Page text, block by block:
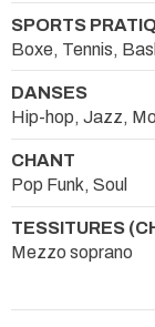
SPORTS
Boxe, Tennis,
DANSES
Hip-hop, Jazz,
CHANT
Pop Funk, Soul
TESSITURES
Mezzo soprano